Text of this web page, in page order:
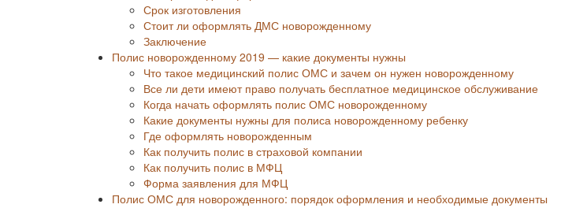
Срок изготовления
Стоит ли оформлять ДМС новорожденному
Заключение
Полис новорожденному 2019 — какие документы нужны
Что такое медицинский полис ОМС и зачем он нужен новорожденному
Все ли дети имеют право получать бесплатное медицинское обслуживание
Когда начать оформлять полис ОМС новорожденному
Какие документы нужны для полиса новорожденному ребенку
Где оформлять новорожденным
Как получить полис в страховой компании
Как получить полис в МФЦ
Форма заявления для МФЦ
Полис ОМС для новорожденного: порядок оформления и необходимые документы